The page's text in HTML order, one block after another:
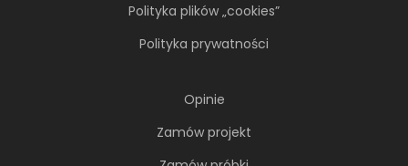
Polityka plików „cookies”
Polityka prywatności
Opinie
Zamów projekt